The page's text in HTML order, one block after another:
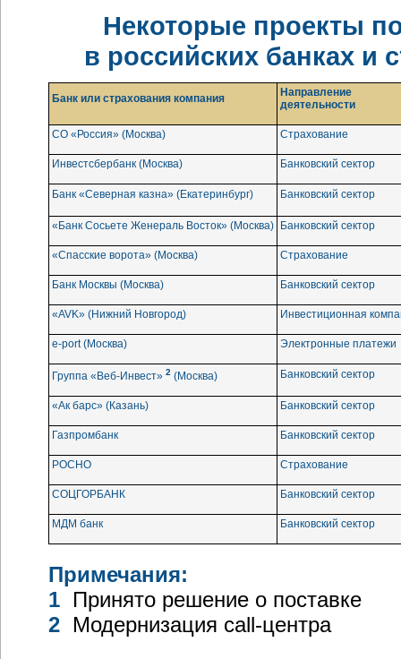
Некоторые проекты
в российских банках и
Банк или страхования компания
Направление
деятельности
СО «Россия» (Москва) Страхование
Инвестсбербанк (Москва) Банковский сектор
Банк «Северная казна» (Екатеринбург) Банковский сектор
«Банк Сосьете Женераль Восток» (Москва) Банковский сектор
«Спасские ворота» (Москва) Страхование
Банк Москвы (Москва) Банковский сектор
«AVK» (Нижний Новгород) Инвестиционная
e-port(Москва) Электронные платежи
Группа «Веб-Инвест» 2 (Москва) Банковский сектор
«Ак барс» (Казань) Банковский сектор
Газпромбанк Банковский сектор
РОСНО Страхование
СОЦГОРБАНК Банковский сектор
МДМ банк Банковский сектор
Примечания:
1 Принято решение о поставке
2 Модернизация call-центра